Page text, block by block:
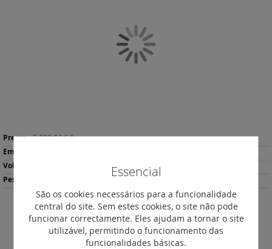
Mais
informação
5 329,04 €*
Descarregar
Ficha de Produto
Imprimir
para
de
imagens
Essencial
São os cookies necessários para a funcionalidade
central do site. Sem estes cookies, o site não pode
funcionar correctamente. Eles ajudam a tornar o site
utilizável, permitindo o funcionamento das
funcionalidades básicas.